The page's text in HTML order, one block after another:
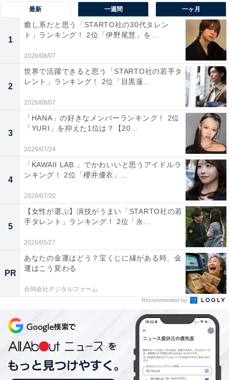
1位：柄本一家
1月7日から2週間の間、
映画「ippo」を観に渋谷ユーロスペースにご来場い
ただきありがとうございました。
また都内で戻って来れるよう頑張ります！
pic.twitter.com/p2sha99XgV
— 柄本佑 (@tasakueats) January 20, 2023
1位は柄本明さん、角替和枝さん、柄本佑さん、柄本時
生さんら「柄本一家」でした。
柄本明さんは1976年に「劇団東京乾電池」を結成。妻の
角替和枝さんも同劇団に所属し、ともに俳優として活躍
してきました。2018年に和枝さんがこの世を去り、翌年
行われた「お別れの会」の中で明さんは、最愛の妻へ
の“最後のラブレター”として結婚前からの仲むつまじい
エピソードの数々を語っていました。
長男・佑さん、次男・時生さんも俳優として活動し、多
最新 一週間 一ヶ月
1
癒し系だと思う「STARTO社の30代タレン
ト」ランキング！ 2位「伊野尾慧」を...
2026/08/07
2
世界で活躍できると思う「STARTO社の若手タ
レント」ランキング！ 2位「目黒蓮...
2026/08/07
3
「HANA」の好きなメンバーランキング！ 2位
「YURI」を抑えた1位は？【20...
2026/07/24
4
「KAWAII LAB.」でかわいいと思うアイドルラ
ンキング！ 2位「櫻井優衣」...
2026/07/20
5
【女性が選ぶ】演技がうまい「STARTO社の若
手タレント」ランキング！ 2位「永...
2026/05/27
PR
あなたの金運はどう？宝くじに縁がある時、金
運はこう変わる
合同会社デジタルファーム
Recommended by